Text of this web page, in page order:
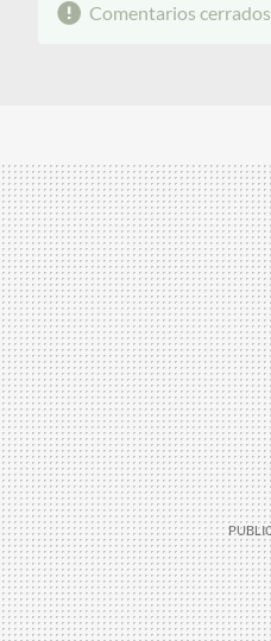
Comentarios cerrados